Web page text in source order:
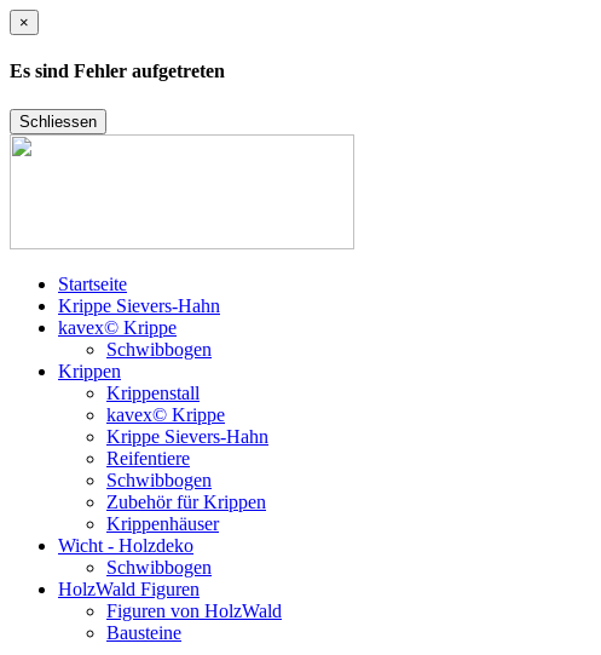
×
Es sind Fehler aufgetreten
Schliessen
Startseite
Krippe Sievers-Hahn
kavex© Krippe
Schwibbogen
Krippen
Krippenstall
kavex© Krippe
Krippe Sievers-Hahn
Reifentiere
Schwibbogen
Zubehör für Krippen
Krippenhäuser
Wicht - Holzdeko
Schwibbogen
HolzWald Figuren
Figuren von HolzWald
Bausteine